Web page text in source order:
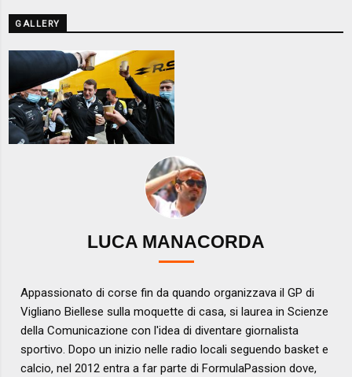
GALLERY
LUCA MANACORDA
Appassionato di corse fin da quando organizzava il GP di
Vigliano Biellese sulla moquette di casa, si laurea in Scienze
della Comunicazione con l'idea di diventare giornalista
sportivo. Dopo un inizio nelle radio locali seguendo basket e
calcio, nel 2012 entra a far parte di FormulaPassion dove,